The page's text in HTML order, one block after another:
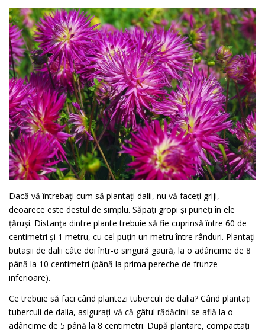
Dacă vă întrebați cum să plantați dalii, nu vă faceți griji,
deoarece este destul de simplu. Săpați gropi și puneți în ele
țăruși. Distanța dintre plante trebuie să fie cuprinsă între 60 de
centimetri și 1 metru, cu cel puțin un metru între rânduri. Plantați
butașii de dalii câte doi într-o singură gaură, la o adâncime de 8
până la 10 centimetri (până la prima pereche de frunze
inferioare).
Ce trebuie să faci când plantezi tuberculi de dalia? Când plantați
tuberculi de dalia, asigurați-vă că gâtul rădăcinii se află la o
adâncime de 5 până la 8 centimetri. După plantare, compactați